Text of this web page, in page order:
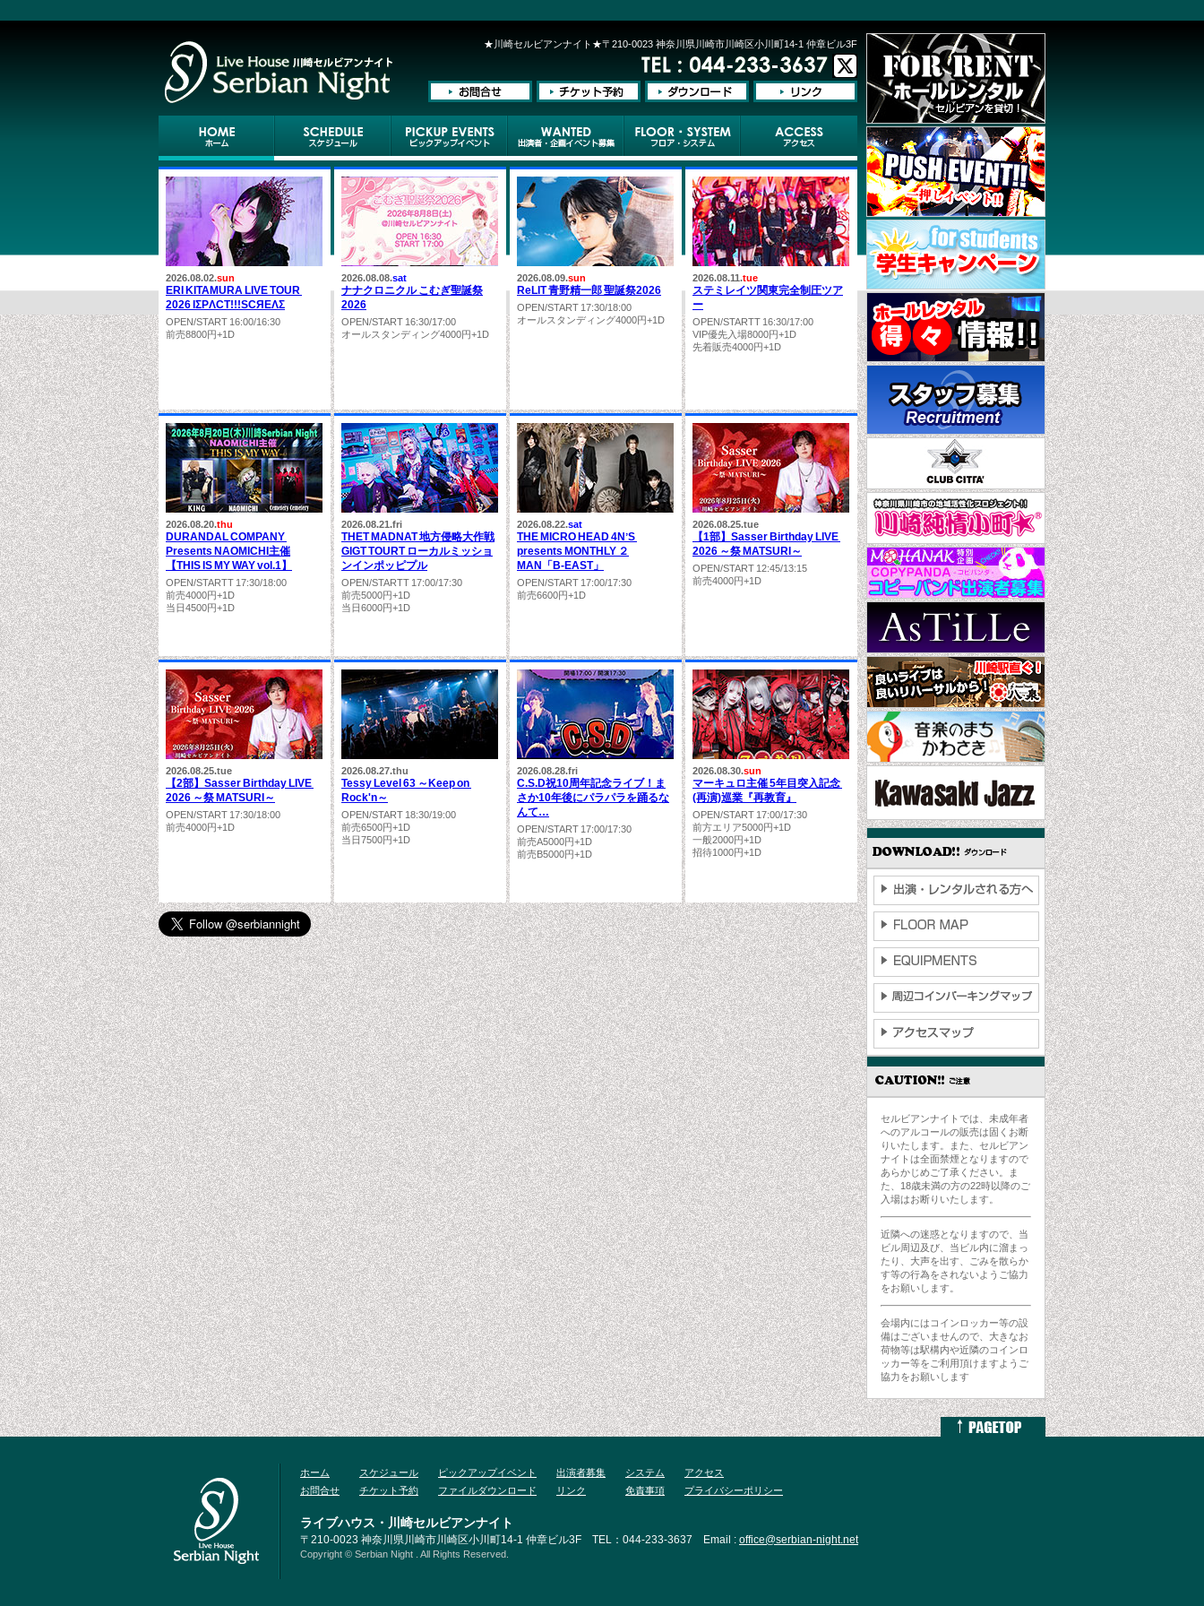
★川崎セルビアンナイト★〒210-0023 神奈川県川崎市川崎区小川町14-1 仲章ビル3F
2026.08.02.sun
ERI KITAMURA LIVE TOUR
2026 IΣPΛCT!!!SCЯEΛΣ
OPEN/START 16:00/16:30
前売8800円+1D
2026.08.08.sat
ナナクロニクル こむぎ聖誕祭
2026
OPEN/START 16:30/17:00
オールスタンディング4000円+1D
2026.08.09.sun
ReLIT 青野精一郎 聖誕祭2026
OPEN/START 17:30/18:00
オールスタンディング4000円+1D
2026.08.11.tue
ステミレイツ関東完全制圧ツア
ー
OPEN/STARTT 16:30/17:00
VIP優先入場8000円+1D
先着販売4000円+1D
2026.08.20.thu
DURANDAL COMPANY
Presents NAOMICHI主催
【THIS IS MY WAY vol.1】
OPEN/STARTT 17:30/18:00
前売4000円+1D
当日4500円+1D
2026.08.21.fri
THET MADNAT 地方侵略大作戦
GIGT TOURT ローカルミッショ
ンインポッピプル
OPEN/STARTT 17:00/17:30
前売5000円+1D
当日6000円+1D
2026.08.22.sat
THE MICRO HEAD 4NʼS
presents MONTHLY ２
MAN「B-EAST」
OPEN/START 17:00/17:30
前売6600円+1D
2026.08.25.tue
【1部】Sasser Birthday LIVE
2026 ～祭 MATSURI～
OPEN/START 12:45/13:15
前売4000円+1D
2026.08.25.tue
【2部】Sasser Birthday LIVE
2026 ～祭 MATSURI～
OPEN/START 17:30/18:00
前売4000円+1D
2026.08.27.thu
Tessy Level 63 ～Keep on
Rock'n～
OPEN/START 18:30/19:00
前売6500円+1D
当日7500円+1D
2026.08.28.fri
C.S.D祝10周年記念ライブ！ま
さか10年後にパラパラを踊るな
んて…
OPEN/START 17:00/17:30
前売A5000円+1D
前売B5000円+1D
2026.08.30.sun
マーキュロ主催 5年目突入記念
(再演)巡業『再教育』
OPEN/START 17:00/17:30
前方エリア5000円+1D
一般2000円+1D
招待1000円+1D
セルビアンナイトでは、未成年者
へのアルコールの販売は固くお断
りいたします。また、セルビアン
ナイトは全面禁煙となりますので
あらかじめご了承ください。ま
た、18歳未満の方の22時以降のご
入場はお断りいたします。
近隣への迷惑となりますので、当
ビル周辺及び、当ビル内に溜まっ
たり、大声を出す、ごみを散らか
す等の行為をされないようご協力
をお願いします。
会場内にはコインロッカー等の設
備はございませんので、大きなお
荷物等は駅構内や近隣のコインロ
ッカー等をご利用頂けますようご
協力をお願いします
ホーム
お問合せ
スケジュール
チケット予約
ピックアップイベント
ファイルダウンロード
出演者募集
リンク
システム
免責事項
アクセス
プライバシーポリシー
ライブハウス・川崎セルビアンナイト
〒210-0023 神奈川県川崎市川崎区小川町14-1 仲章ビル3F TEL：044-233-3637 Email : office@serbian-night.net
Copyright © Serbian Night . All Rights Reserved.